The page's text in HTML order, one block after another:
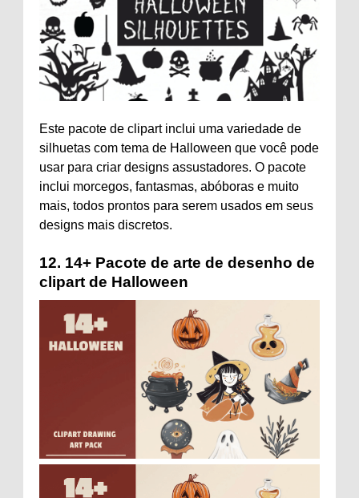
Este pacote de clipart inclui uma variedade de
silhuetas com tema de Halloween que você pode
usar para criar designs assustadores. O pacote
inclui morcegos, fantasmas, abóboras e muito
mais, todos prontos para serem usados ​​em seus
designs mais discretos.
12. 14+ Pacote de arte de desenho de
clipart de Halloween